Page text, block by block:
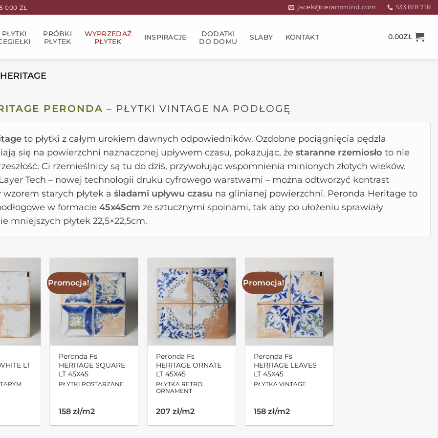
000 ZŁ jacek@cerammind.com 533 818 718
PŁYTKI
PRÓBKI
PŁYTEK
WYPRZEDAŻ
PŁYTEK
INSPIRACJE
DODATKI
DO DOMU
SLABY KONTAKT 0.00ZŁ
PERONDA – PŁYTKI VINTAGE NA PODŁOGĘ
to płytki z całym urokiem dawnych odpowiedników. Ozdobne pociągnięcia pędzla
się na powierzchni naznaczonej upływem czasu, pokazując, że staranne rzemiosło to nie
Ci rzemieślnicy są tu do dziś, przywołując wspomnienia minionych złotych wieków.
Tech – nowej technologii druku cyfrowego warstwami – można odtworzyć kontrast
wzorem starych płytek a śladami upływu czasu na glinianej powierzchni. Peronda Heritage to
w formacie 45x45cm ze sztucznymi spoinami, tak aby po ułożeniu sprawiały
mniejszych płytek 22,5×22,5cm.
LT
Promocja!
Peronda Fs
HERITAGE SQUARE
LT 45X45
PŁYTKI POSTARZANE
Pierwotna
cena
wynosiła:
Aktualna
cena
wynosi:
158 zł/m2
Peronda Fs
HERITAGE ORNATE
LT 45X45
PŁYTKA RETRO,
ORNAMENT
207 zł/m2
Promocja!
Peronda Fs
HERITAGE LEAVES
LT 45X45
PŁYTKA VINTAGE
Pierwotna
cena
wynosiła:
Aktualna
cena
wynosi:
158 zł/m2